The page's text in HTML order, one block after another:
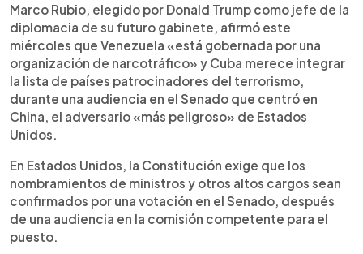
Marco Rubio, elegido por Donald Trump como jefe de la
diplomacia de su futuro gabinete, afirmó este
miércoles que Venezuela «está gobernada por una
organización de narcotráfico» y Cuba merece integrar
la lista de países patrocinadores del terrorismo,
durante una audiencia en el Senado que centró en
China, el adversario «más peligroso» de Estados
Unidos.
En Estados Unidos, la Constitución exige que los
nombramientos de ministros y otros altos cargos sean
confirmados por una votación en el Senado, después
de una audiencia en la comisión competente para el
puesto.